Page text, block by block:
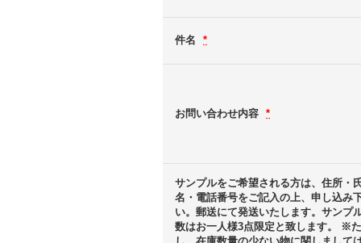
件名 *
お問い合わせ内容 *
サンプルをご希望される方は、住所・
名・電話番号をご記入の上、申し込み
い。郵送にて発送いたします。サンプ
数はお一人様3点限定と致します。 ※